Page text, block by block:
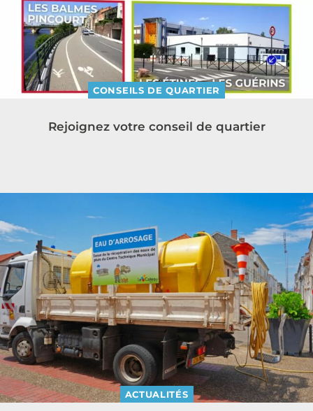
CONSEILS DE QUARTIER
Rejoignez votre conseil de quartier
ACTUALITÉS